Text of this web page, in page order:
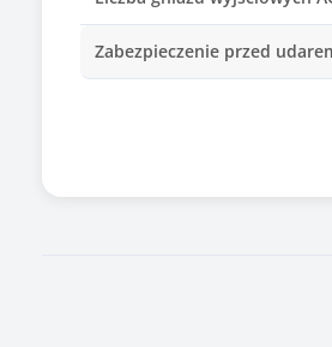
Zabezpieczenie przed